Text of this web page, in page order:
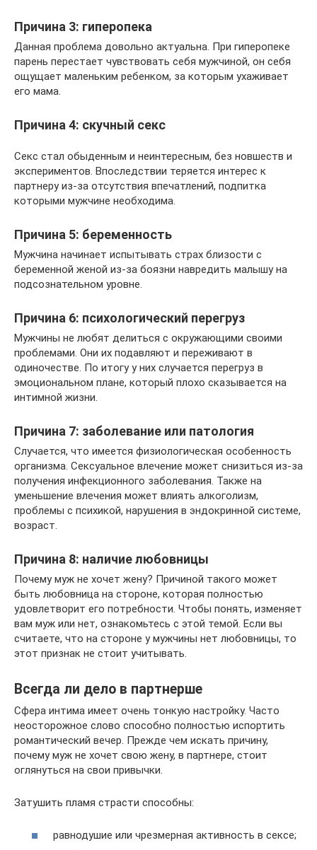
Причина 3: гиперопека
Данная проблема довольно актуальна. При гиперопеке
парень перестает чувствовать себя мужчиной, он себя
ощущает маленьким ребенком, за которым ухаживает
его мама.
Причина 4: скучный секс
Секс стал обыденным и неинтересным, без новшеств и
экспериментов. Впоследствии теряется интерес к
партнеру из-за отсутствия впечатлений, подпитка
которыми мужчине необходима.
Причина 5: беременность
Мужчина начинает испытывать страх близости с
беременной женой из-за боязни навредить малышу на
подсознательном уровне.
Причина 6: психологический перегруз
Мужчины не любят делиться с окружающими своими
проблемами. Они их подавляют и переживают в
одиночестве. По итогу у них случается перегруз в
эмоциональном плане, который плохо сказывается на
интимной жизни.
Причина 7: заболевание или патология
Случается, что имеется физиологическая особенность
организма. Сексуальное влечение может снизиться из-за
получения инфекционного заболевания. Также на
уменьшение влечения может влиять алкоголизм,
проблемы с психикой, нарушения в эндокринной системе,
возраст.
Причина 8: наличие любовницы
Почему муж не хочет жену? Причиной такого может
быть любовница на стороне, которая полностью
удовлетворит его потребности. Чтобы понять, изменяет
вам муж или нет, ознакомьтесь с этой темой. Если вы
считаете, что на стороне у мужчины нет любовницы, то
этот признак не стоит учитывать.
Всегда ли дело в партнерше
Сфера интима имеет очень тонкую настройку. Часто
неосторожное слово способно полностью испортить
романтический вечер. Прежде чем искать причину,
почему муж не хочет свою жену, в партнере, стоит
оглянуться на свои привычки.
Затушить пламя страсти способны:
равнодушие или чрезмерная активность в сексе;